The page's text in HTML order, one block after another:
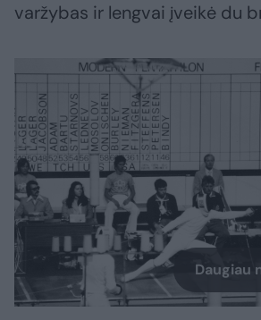
varžybas ir lengvai įveikė du
Daugiau